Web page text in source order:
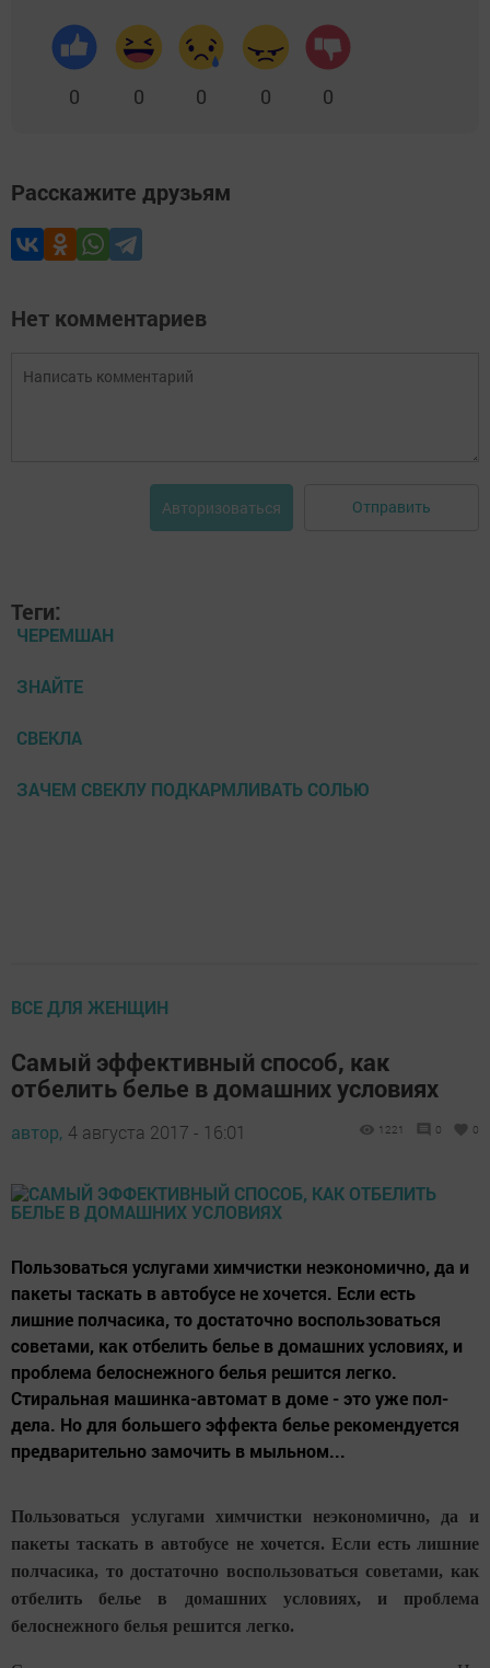
0 0 0 0 0
Расскажите друзьям
Нет комментариев
Авторизоваться Отправить
Теги:
ЧЕРЕМШАН
ЗНАЙТЕ
СВЕКЛА
ЗАЧЕМ СВЕКЛУ ПОДКАРМЛИВАТЬ СОЛЬЮ
ВСЕ ДЛЯ ЖЕНЩИН
Самый эффективный способ, как
отбелить белье в домашних условиях
автор, 4 августа 2017 - 16:01 1221 0 0
Пользоваться услугами химчистки неэкономично, да и
пакеты таскать в автобусе не хочется. Если есть
лишние полчасика, то достаточно воспользоваться
советами, как отбелить белье в домашних условиях, и
проблема белоснежного белья решится легко.
Стиральная машинка-автомат в доме - это уже пол-
дела. Но для большего эффекта белье рекомендуется
предварительно замочить в мыльном...
Пользоваться услугами химчистки неэкономично, да и
пакеты таскать в автобусе не хочется. Если есть лишние
полчасика, то достаточно воспользоваться советами, как
отбелить белье в домашних условиях, и проблема
белоснежного белья решится легко.